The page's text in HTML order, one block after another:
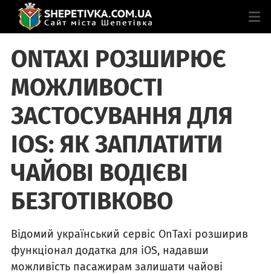
ONTAXI РОЗШИРЮЄ
МОЖЛИВОСТІ
ЗАСТОСУВАННЯ ДЛЯ
IOS: ЯК ЗАПЛАТИТИ
ЧАЙОВІ ВОДІЄВІ
БЕЗГОТІВКОВО
Відомий український сервіс OnTaxi розширив
функціонал додатка для iOS, надавши
можливість пасажирам залишати чайові